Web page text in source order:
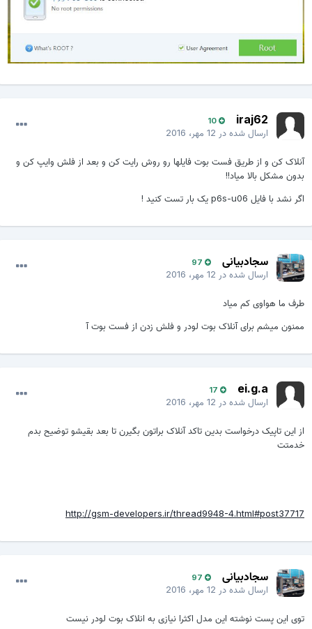
iraj62
10
ارسال شده در12 مهر، 2016
آنلاک کن و از طریق فست بوت فایلها رو روش رایت کن و بعد از فلش وایپ کن و
بدون مشکل بالا میاد!!
اگر نشد با فایل p6s-u06 یک بار تست کنید !
سجادبیانی 97
ارسال شده در12 مهر، 2016
طرف ما هواوی کم میاد
ممنون میشم برای آنلاک بوت لودر و فلش زدن از فست بوت آ
ei.g.a
17
ارسال شده در12 مهر، 2016
از این تاپیک درخواست بدین تاکد آنلاک براتون بگیرن تا بعد بقیشو توضیح بدم
خدمتت
http://gsm-developers.ir/thread9948-4.html#post37717
سجادبیانی 97
ارسال شده در12 مهر، 2016
توی این پست نوشته این مدل اکثرا نیازی به انلاک بوت لودر نیست